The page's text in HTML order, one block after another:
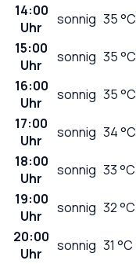
14:00
Uhr
sonnig 35°C
15:00
Uhr
sonnig 35°C
16:00
Uhr
sonnig 35°C
17:00
Uhr
sonnig 34°C
18:00
Uhr
sonnig 33°C
19:00
Uhr
sonnig 32°C
20:00
Uhr
sonnig 31 °C